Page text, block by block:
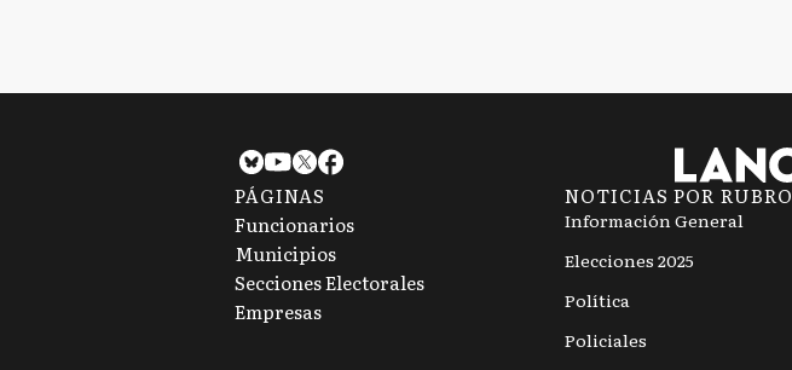
PÁGINAS
Funcionarios
Municipios
Secciones Electorales
Empresas
NOTICIAS POR RUBRO
Información General
Elecciones 2025
Política
Policiales